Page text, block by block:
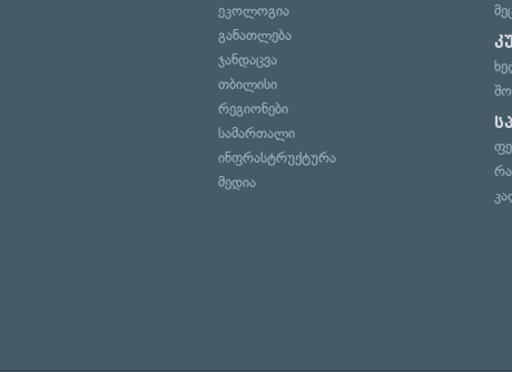
ეკოლოგია
განათლება
ჯანდაცვა
თბილისი
რეგიონები
სამართალი
ინფრასტრუქტურა
მედია